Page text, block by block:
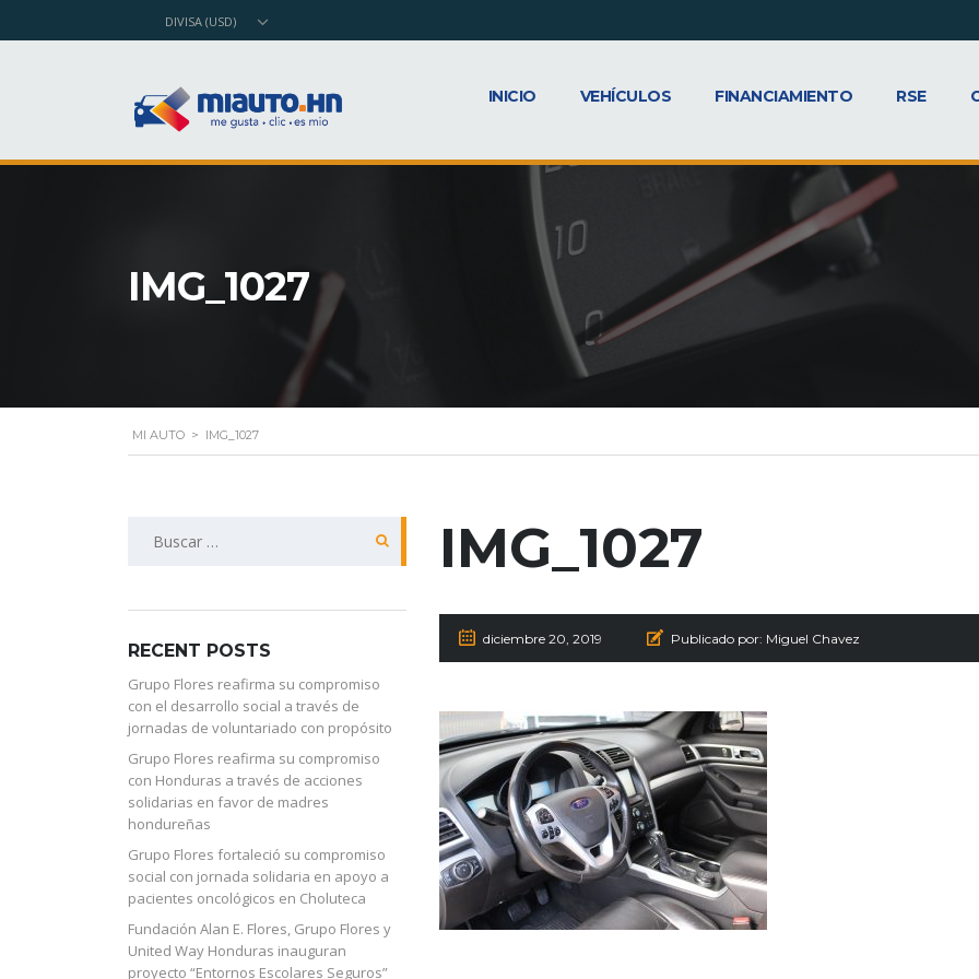
DIVISA (USD)
INICIO VEHÍCULOS FINANCIAMIENTO RSE
IMG_1027
MI AUTO > IMG_1027
IMG_1027
diciembre 20, 2019 Publicado por: Miguel Chavez
RECENT POSTS
Grupo Flores reafirma su compromiso
con el desarrollo social a través de
jornadas de voluntariado con propósito
Grupo Flores reafirma su compromiso
con Honduras a través de acciones
solidarias en favor de madres
hondureñas
Grupo Flores fortaleció su compromiso
social con jornada solidaria en apoyo a
pacientes oncológicos en Choluteca
Fundación Alan E. Flores, Grupo Flores y
United Way Honduras inauguran
proyecto “Entornos Escolares Seguros”